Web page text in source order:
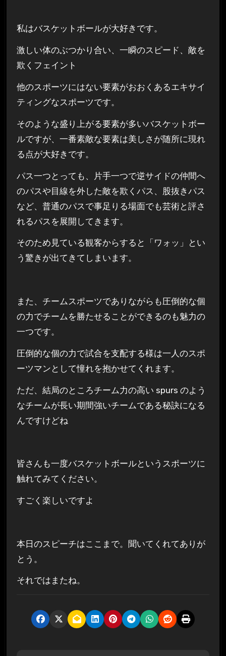
私はバスケットボールが大好きです。
激しい体のぶつかり合い、一瞬のスピード、敵を
欺くフェイント
他のスポーツにはない要素がおおくあるエキサイ
ティングなスポーツです。
そのような盛り上がる要素が多いバスケットボー
ルですが、一番素敵な要素は美しさが随所に現れ
る点が大好きです。
パス一つとっても、片手一つで逆サイドの仲間へ
のパスや目線を外した敵を欺くパス、股抜きパス
など、普通のパスで事足りる場面でも芸術と評さ
れるパスを展開してきます。
そのため見ている観客からすると「ワォッ」とい
う驚きが出てきてしまいます。
また、チームスポーツでありながらも圧倒的な個
の力でチームを勝たせることができるのも魅力の
一つです。
圧倒的な個の力で試合を支配する様は一人のスポ
ーツマンとして憧れを抱かせてくれます。
ただ、結局のところチーム力の高い spurs のよう
なチームが長い期間強いチームである秘訣になる
んですけどね
皆さんも一度バスケットボールというスポーツに
触れてみてください。
すごく楽しいですよ
本日のスピーチはここまで。聞いてくれてありが
とう。
それではまたね。